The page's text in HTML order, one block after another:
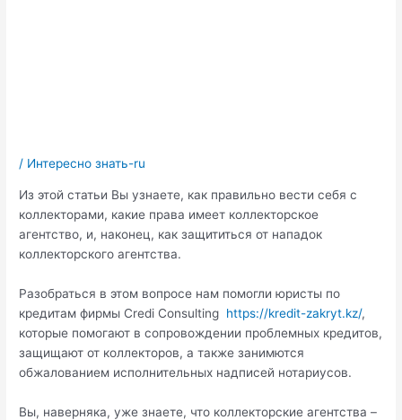
/ Интересно знать-ru
Из этой статьи Вы узнаете, как правильно вести себя с
коллекторами, какие права имеет коллекторское
агентство, и, наконец, как защититься от нападок
коллекторского агентства.
Разобраться в этом вопросе нам помогли юристы по
кредитам фирмы Credi Consulting https://kredit-zakryt.kz/,
которые помогают в сопровождении проблемных кредитов,
защищают от коллекторов, а также занимются
обжалованием исполнительных надписей нотариусов.
Вы, наверняка, уже знаете, что коллекторские агентства –